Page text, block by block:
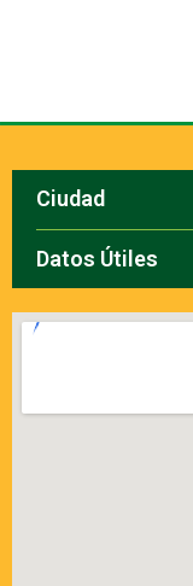
Ciudad
Datos Útiles